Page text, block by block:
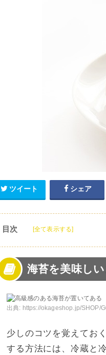
ツイート シェア
目次 [全て表示する]
3 海苔の保存〜冷凍編〜
4 海苔の保存〜常温編〜
5 生海苔の保存について知る
6 海苔の保存方法を知って
海苔を美味し
出典: https://okageshop.jp/SHOP/
少しのコツを覚えてお
する方法には、冷蔵と